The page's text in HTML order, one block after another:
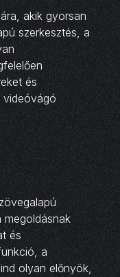
akik gyorsan
szerkesztés, a
és
videóvágó
megoldásnak
és
a
olyan előnyök,